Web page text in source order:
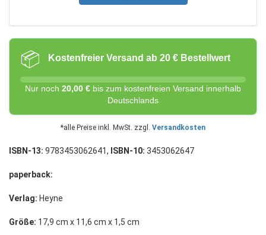
📦 Kostenfreier Versand ab 20 € Bestellwert
Nur noch 20,00 € bis zum kostenfreien Versand innerhalb
Deutschlands
*alle Preise inkl. MwSt. zzgl. Versandkosten
ISBN-13: 9783453062641, ISBN-10: 3453062647
paperback:
Verlag: Heyne
Größe: 17,9 cm x 11,6 cm x 1,5 cm